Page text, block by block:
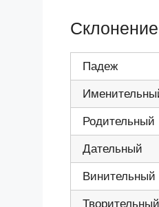
Падеж
Родительный
Дательный
Винительный
Творительный